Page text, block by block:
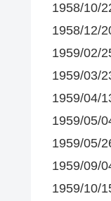
1958/10/
1958/12/
1959/02/
1959/03/
1959/04/
1959/05/
1959/05/
1959/09/
1959/10/